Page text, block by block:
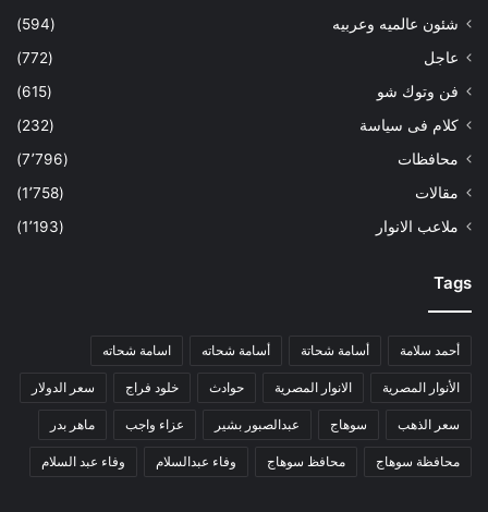
شئون عالميه وعربيه
(594)
عاجل
(772)
فن وتوك شو
(615)
كلام فى سياسة
(232)
محافظات
(7٬796)
مقالات
(1٬758)
ملاعب الانوار
(1٬193)
Tags
أحمد سلامة أسامة شحاتة أسامة شحاته اسامة شحاته
الأنوار المصرية الانوار المصرية حوادث خلود فراج سعر الدولار
سعر الذهب سوهاج عبدالصبور بشير عزاء واجب ماهر بدر
محافظة سوهاج محافظ سوهاج وفاء عبدالسلام وفاء عبد السلام